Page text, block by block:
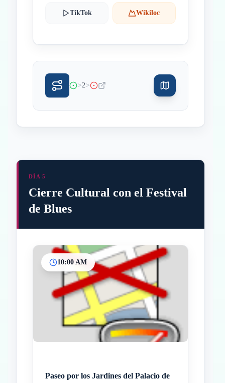
TikTok Wikiloc
>2>
InicioParadas intermedias
Final
DÍA 5
Cierre Cultural con el Festival
de Blues
10:00 AM
Paseo por los Jardines del Palacio de